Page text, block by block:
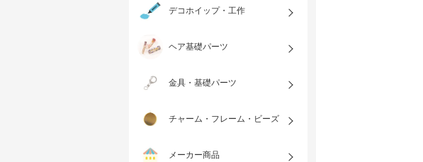
デコホイップ・工作
ヘア基礎パーツ
金具・基礎パーツ
チャーム・フレーム・ビーズ
メーカー商品